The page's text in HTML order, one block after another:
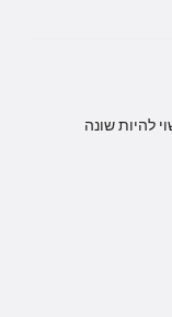
להיות שונה